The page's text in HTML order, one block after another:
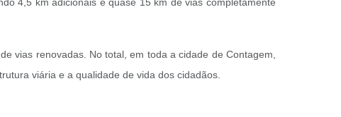
vias renovadas. No total, em toda a cidade de Contagem,
viária e a qualidade de vida dos cidadãos.